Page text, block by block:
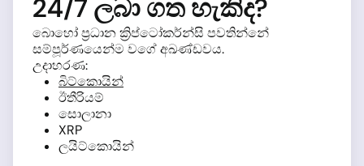
24/7 ලබා ගත හැකිද?
බොහෝ ප්‍රධාන ක්‍රිප්ටෝකර්න්සි පවතින්නේ
සම්පූර්ණයෙන්ම වගේ අඛණ්ඩවය.
උදාහරණ:
බිට්කොයින්
ඊතීරියම්
සොලානා
XRP
ලයිට්කොයින්